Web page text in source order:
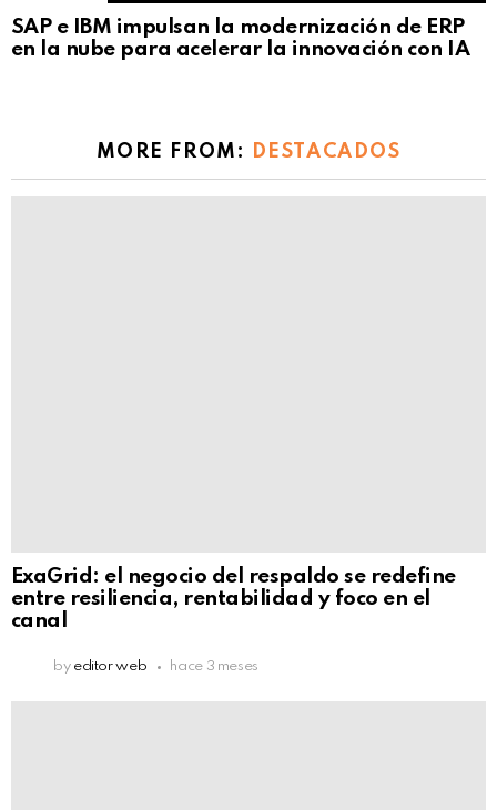
SAP e IBM impulsan la modernización de ERP
en la nube para acelerar la innovación con IA
MORE FROM: DESTACADOS
ExaGrid: el negocio del respaldo se redefine
entre resiliencia, rentabilidad y foco en el
canal
by editor web hace 3 meses